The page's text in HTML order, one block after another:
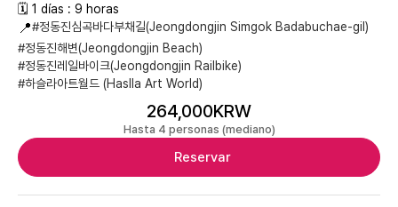
🗓 1 días : 9 horas
📍#정동진심곡바다부채길(Jeongdongjin Simgok Badabuchae-gil)
#정동진해변(Jeongdongjin Beach)
#정동진레일바이크(Jeongdongjin Railbike)
#하슬라아트월드 (Haslla Art World)
264,000KRW
Hasta 4 personas (mediano)
Reservar